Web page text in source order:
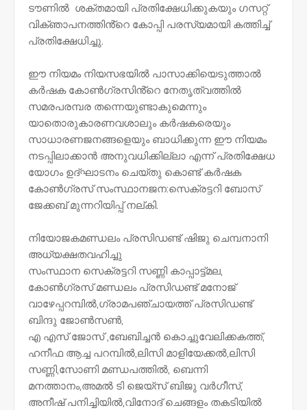
ടൗണിൽ ശക്തമായി പ്രതിക്ഷേധിക്കുകയും ഗസറ്റ്
വിക്ഞാപനത്തിൻ്റെ കോപ്പി പരസ്യമായി കത്തിച്ച്
പ്രതിക്ഷേധിച്ചു.
ഈ നിയമം നിയസഭയിൽ പാസാക്കിയെടുത്താൽ
കർഷക കോൺഗ്രസിൻ്റെ നേതൃത്വത്തിൽ
സമരപരമ്പര തന്നെയുണ്ടാകുമെന്നും
യാതൊരുകാരണവശാലും കർഷകരെയും
സാധാരണജനങ്ങളെയും ബാധിക്കുന്ന ഈ നിയമം
നടപ്പിലാക്കാൻ അനുവധിക്കില്ലാ എന്ന് പ്രതിക്ഷേധ
യോഗം ഉദ്ഘാടനം ചെയ്തു കൊണ്ട് കർഷക
കോൺഗ്രസ് സംസ്ഥാനജന:സെക്രട്ടറി ബോസ്
ജേക്കബ് മുന്നറിയിപ്പ് നല്കി.
നിയോജകമണ്ഡലം പ്രസിഡണ്ട് ഷിജു ചെമ്പനാനി
അധ്യക്ഷതവഹിച്ചു
സംസ്ഥാന സെക്രട്ടറി സണ്ണി കാപ്പാട്ട്മല,
കോൺഗ്രസ് മണ്ഡലം പ്രസിഡണ്ട് മനോജ്
വാഴേപ്പറമ്പിൽ,ഗ്രാമപഞ്ചായത്ത് പ്രസിഡണ്ട്
ബിന്ദു ജോൺസൺ,
എ എസ് ജോസ് ,ബേബിച്ചൻ കൊച്ചുവേലിക്കകത്ത്,
ഹനീഫ ആച്ച പറമ്പിൽ,ലിസി മാളിയേക്കൽ,ലിസി
സണ്ണി,സോണി മണ്ഡപത്തിൽ, ബെന്നി
മനത്താനം,അമൽ ടി ജെയ്സ് ബിജു വർഗീസ്,
അനീഷ് പനിച്ചിയിൽ,വിനോദ് ചെങ്ങളം തകടിയിൽ